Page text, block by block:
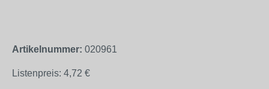
Artikelnummer: 020961
Listenpreis: 4,72 €